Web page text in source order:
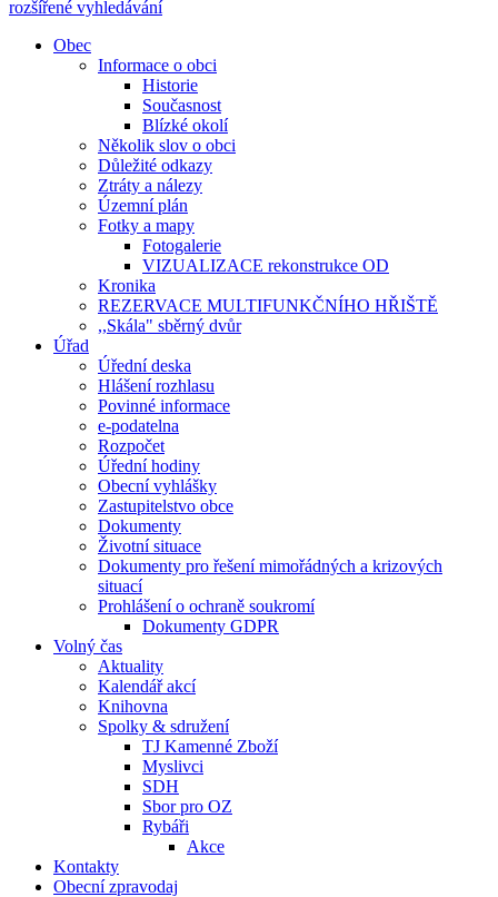
rozšířené vyhledávání
Obec
Informace o obci
Historie
Současnost
Blízké okolí
Několik slov o obci
Důležité odkazy
Ztráty a nálezy
Územní plán
Fotky a mapy
Fotogalerie
VIZUALIZACE rekonstrukce OD
Kronika
REZERVACE MULTIFUNKČNÍHO HŘIŠTĚ
,,Skála" sběrný dvůr
Úřad
Úřední deska
Hlášení rozhlasu
Povinné informace
e-podatelna
Rozpočet
Úřední hodiny
Obecní vyhlášky
Zastupitelstvo obce
Dokumenty
Životní situace
Dokumenty pro řešení mimořádných a krizových
situací
Prohlášení o ochraně soukromí
Dokumenty GDPR
Volný čas
Aktuality
Kalendář akcí
Knihovna
Spolky & sdružení
TJ Kamenné Zboží
Myslivci
SDH
Sbor pro OZ
Rybáři
Akce
Kontakty
Obecní zpravodaj